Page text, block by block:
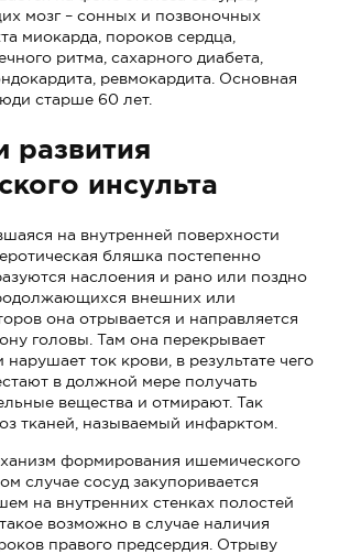
мозг – сонных и позвоночных
миокарда, пороков сердца,
ритма, сахарного диабета,
ревмокардита. Основная
старше 60 лет.
развития
инсульта
на внутренней поверхности
бляшка постепенно
наслоения и рано или поздно
внешних или
она отрывается и направляется
головы. Там она перекрывает
нарушает ток крови, в результате чего
в должной мере получать
вещества и отмирают. Так
тканей, называемый инфарктом.
формирования ишемического
случае сосуд закупоривается
на внутренних стенках полостей
возможно в случае наличия
правого предсердия. Отрыву